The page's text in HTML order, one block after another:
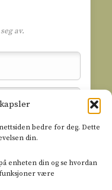
bedre for deg. Dette
din.
enheten din og se hvordan
være
av.